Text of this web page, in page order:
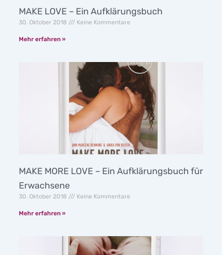
MAKE LOVE – Ein Aufklärungsbuch
30. Oktober 2018 Keine Kommentare
Mehr erfahren »
MAKE MORE LOVE – Ein Aufklärungsbuch für
Erwachsene
30. Oktober 2018 Keine Kommentare
Mehr erfahren »